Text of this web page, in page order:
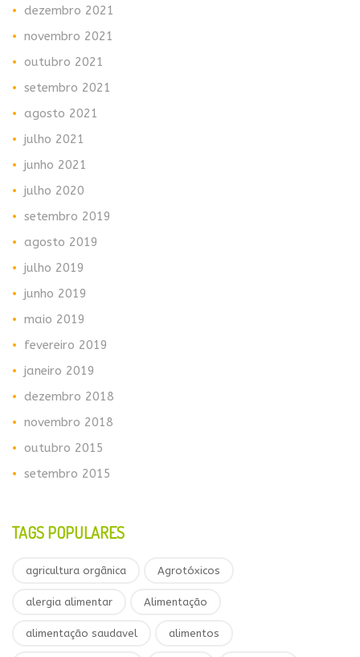
dezembro 2021
novembro 2021
outubro 2021
setembro 2021
agosto 2021
julho 2021
junho 2021
julho 2020
setembro 2019
agosto 2019
julho 2019
junho 2019
maio 2019
fevereiro 2019
janeiro 2019
dezembro 2018
novembro 2018
outubro 2015
setembro 2015
TAGS POPULARES
agricultura orgânica Agrotóxicos
alergia alimentar Alimentação
alimentação saudavel alimentos